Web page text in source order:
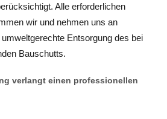
Alle erforderlichen
wir und nehmen uns an
Entsorgung des bei
Bauschutts.
verlangt einen professionellen